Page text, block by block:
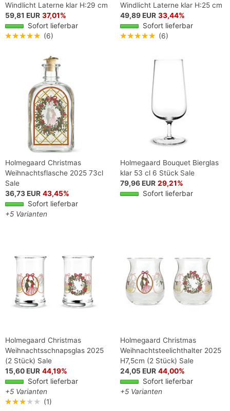
Windlicht Laterne klar H:29 cm
59,81 EUR 37,01%
Sofort lieferbar
★★★★★ (6)
Windlicht Laterne klar H:25 cm
49,89 EUR 33,44%
Sofort lieferbar
★★★★★ (6)
Holmegaard Christmas
Weihnachtsflasche 2025 73cl
Sale
36,73 EUR 43,45%
Sofort lieferbar
+5 Varianten
Holmegaard Bouquet Bierglas
klar 53 cl 6 Stück Sale
79,96 EUR 29,21%
Sofort lieferbar
Holmegaard Christmas
Weihnachtsschnapsglas 2025
(2 Stück) Sale
15,60 EUR 44,19%
Sofort lieferbar
+5 Varianten
★★★★★ (1)
Holmegaard Christmas
Weihnachtsteelichthalter 2025
H7,5cm (2 Stück) Sale
24,05 EUR 44,00%
Sofort lieferbar
+5 Varianten